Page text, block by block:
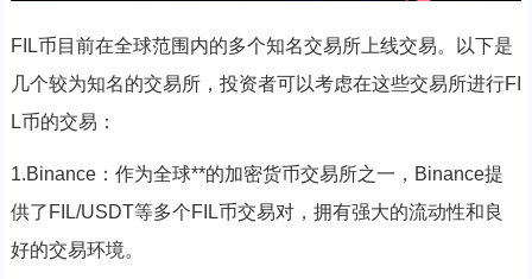
FIL币目前在全球范围内的多个知名交易所上线交易。以下是
几个较为知名的交易所，投资者可以考虑在这些交易所进行FI
L币的交易：
1.Binance：作为全球**的加密货币交易所之一，Binance提
供了FIL/USDT等多个FIL币交易对，拥有强大的流动性和良
好的交易环境。